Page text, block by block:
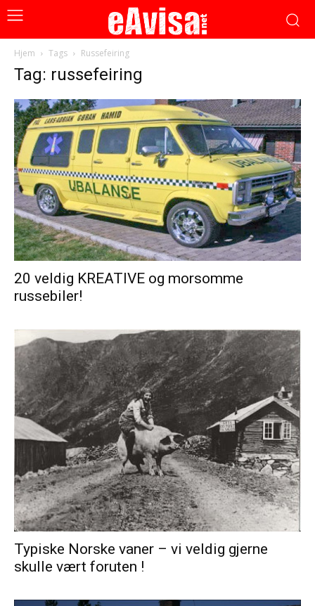
Hjem Tags Russefeiring
Tag: russefeiring
20 veldig KREATIVE og morsomme
russebiler!
Typiske Norske vaner – vi veldig gjerne
skulle vært foruten !